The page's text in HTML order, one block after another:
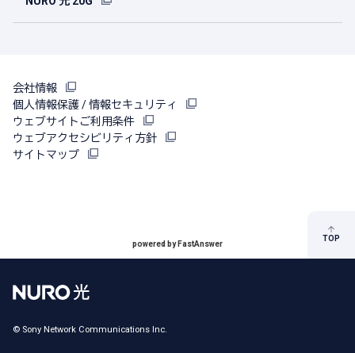
会社情報
個人情報保護 / 情報セキュリティ
ウェブサイトご利用条件
ウェブアクセシビリティ方針
サイトマップ
powered by FastAnswer
TOP
© Sony Network Communications Inc.